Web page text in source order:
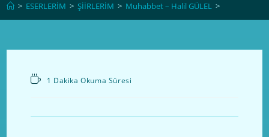
> ESERLERİM > ŞİİRLERİM > Muhabbet – Halil GÜLEL >
1 Dakika Okuma Süresi